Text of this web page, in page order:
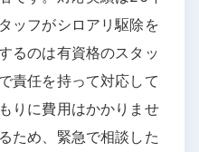
ッフがシロアリ駆除を
るのは有資格のスタッ
責任を持って対応して
りに費用はかかりませ
ため、緊急で相談した